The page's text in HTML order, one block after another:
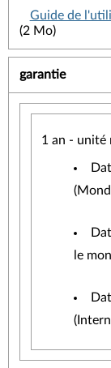
Guide de
(2 Mo)
garantie
1 an - unité
le